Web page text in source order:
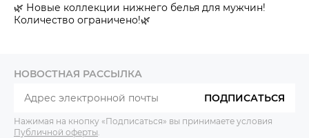
🌿 Новые коллекции нижнего белья для мужчин!
Количество ограничено!🌿
НОВОСТНАЯ РАССЫЛКА
ПОДПИСАТЬСЯ
Нажимая на кнопку «Подписаться» вы принимаете условия
Публичной оферты